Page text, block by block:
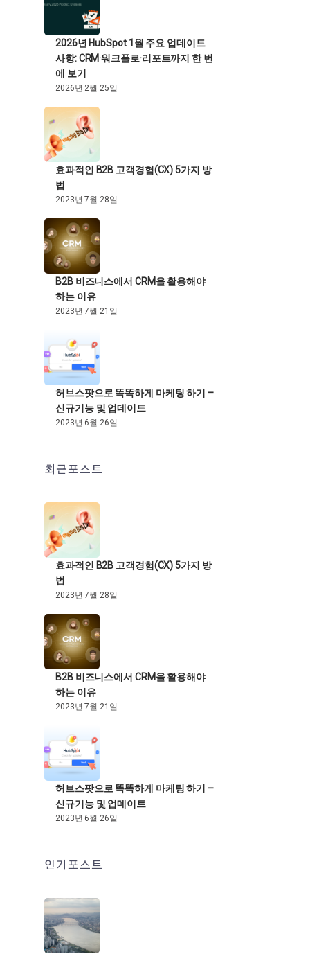
2026년 HubSpot 1월 주요 업데이트
사항: CRM·워크플로·리포트까지 한 번
에 보기
2026년 2월 25일
효과적인 B2B 고객경험(CX) 5가지 방
법
2023년 7월 28일
B2B 비즈니스에서 CRM을 활용해야
하는 이유
2023년 7월 21일
허브스팟으로 똑똑하게 마케팅 하기 –
신규기능 및 업데이트
2023년 6월 26일
최근포스트
효과적인 B2B 고객경험(CX) 5가지 방
법
2023년 7월 28일
B2B 비즈니스에서 CRM을 활용해야
하는 이유
2023년 7월 21일
허브스팟으로 똑똑하게 마케팅 하기 –
신규기능 및 업데이트
2023년 6월 26일
인기포스트